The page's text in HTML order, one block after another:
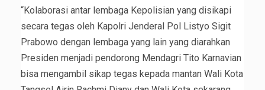
“Kolaborasi antar lembaga Kepolisian yang disikapi
secara tegas oleh Kapolri Jenderal Pol Listyo Sigit
Prabowo dengan lembaga yang lain yang diarahkan
Presiden menjadi pendorong Mendagri Tito Karnavian
bisa mengambil sikap tegas kepada mantan Wali Kota